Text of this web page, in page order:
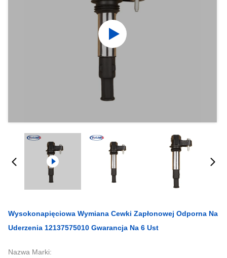
Wysokonapięciowa Wymiana Cewki Zapłonowej Odporna Na
Uderzenia 12137575010 Gwarancja Na 6 Ust
Nazwa Marki: